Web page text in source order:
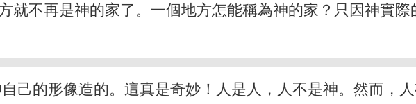
就不再是神的家了。一個地方怎能稱為神的家？只因神實
己的形像造的。這真是奇妙！人是人，人不是神。然而，